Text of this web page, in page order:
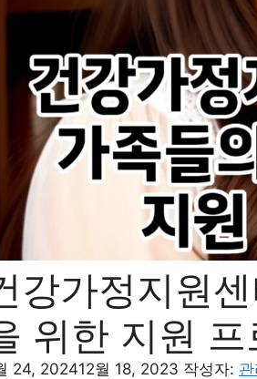
강가정지원
위한 지원 프
24, 202412월 18, 2023 작성자: